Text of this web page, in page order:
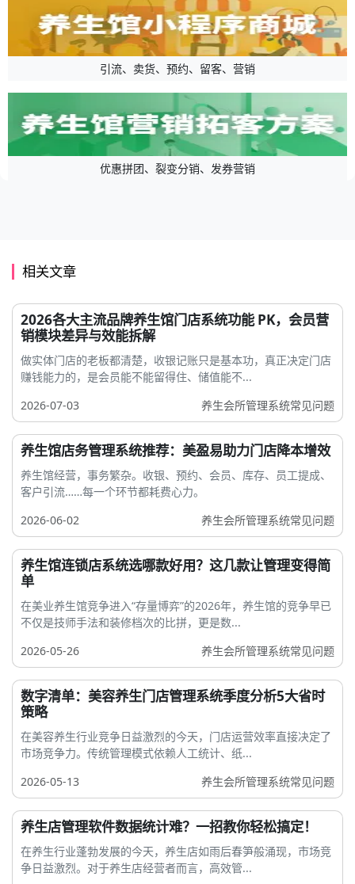
引流、卖货、预约、留客、营销
优惠拼团、裂变分销、发券营销
相关文章
2026各大主流品牌养生馆门店系统功能 PK，会员营
销模块差异与效能拆解
做实体门店的老板都清楚，收银记账只是基本功，真正决定门店
赚钱能力的，是会员能不能留得住、储值能不...
2026-07-03
养生会所管理系统常见问题
养生馆店务管理系统推荐：美盈易助力门店降本增效
养生馆经营，事务繁杂。收银、预约、会员、库存、员工提成、
客户引流……每一个环节都耗费心力。
2026-06-02
养生会所管理系统常见问题
养生馆连锁店系统选哪款好用？这几款让管理变得简
单
在美业养生馆竞争进入“存量博弈”的2026年，养生馆的竞争早已
不仅是技师手法和装修档次的比拼，更是数...
2026-05-26
养生会所管理系统常见问题
数字清单：美容养生门店管理系统季度分析5大省时
策略
在美容养生行业竞争日益激烈的今天，门店运营效率直接决定了
市场竞争力。传统管理模式依赖人工统计、纸...
2026-05-13
养生会所管理系统常见问题
养生店管理软件数据统计难？一招教你轻松搞定！
在养生行业蓬勃发展的今天，养生店如雨后春笋般涌现，市场竞
争日益激烈。对于养生店经营者而言，高效管...